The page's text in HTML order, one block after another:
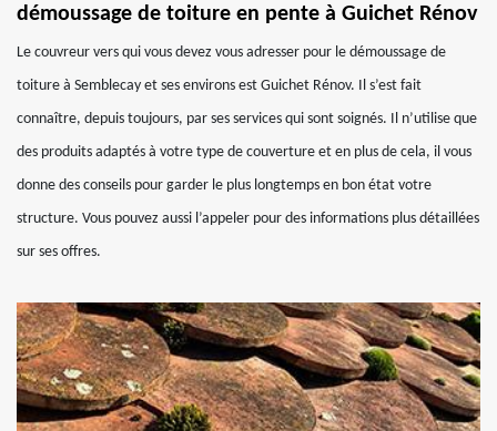
démoussage de toiture en pente à Guichet Rénov
Le couvreur vers qui vous devez vous adresser pour le démoussage de
toiture à Semblecay et ses environs est Guichet Rénov. Il s’est fait
connaître, depuis toujours, par ses services qui sont soignés. Il n’utilise que
des produits adaptés à votre type de couverture et en plus de cela, il vous
donne des conseils pour garder le plus longtemps en bon état votre
structure. Vous pouvez aussi l’appeler pour des informations plus détaillées
sur ses offres.